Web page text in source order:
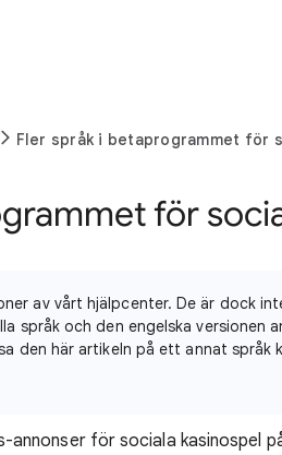
Fler språk i betaprogrammet för
för
av vårt hjälpcenter. De är dock
språk och den engelska versionen
den här artikeln på ett annat språk
annonser för sociala kasinospel